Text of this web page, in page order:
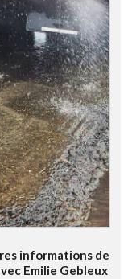
informations de
Emilie Gebleux